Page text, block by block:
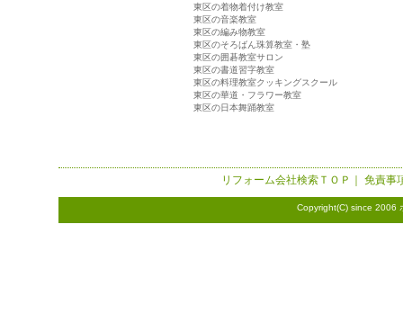
東区の着物着付け教室
東区の音楽教室
東区の編み物教室
東区のそろばん珠算教室・塾
東区の囲碁教室サロン
東区の書道習字教室
東区の料理教室クッキングスクール
東区の華道・フラワー教室
東区の日本舞踊教室
リフォーム会社検索ＴＯＰ｜ 免責事
Copyright(C) since 2006